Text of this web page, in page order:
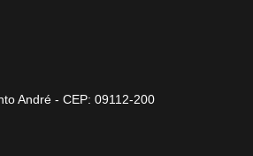
André - CEP: 09112-200